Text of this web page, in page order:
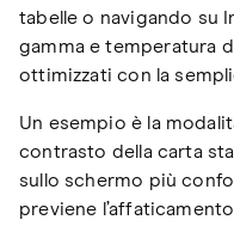
tabelle o navigando su
gamma e temperatura
ottimizzati con la
Un esempio è la
contrasto della carta
sullo schermo più
previene